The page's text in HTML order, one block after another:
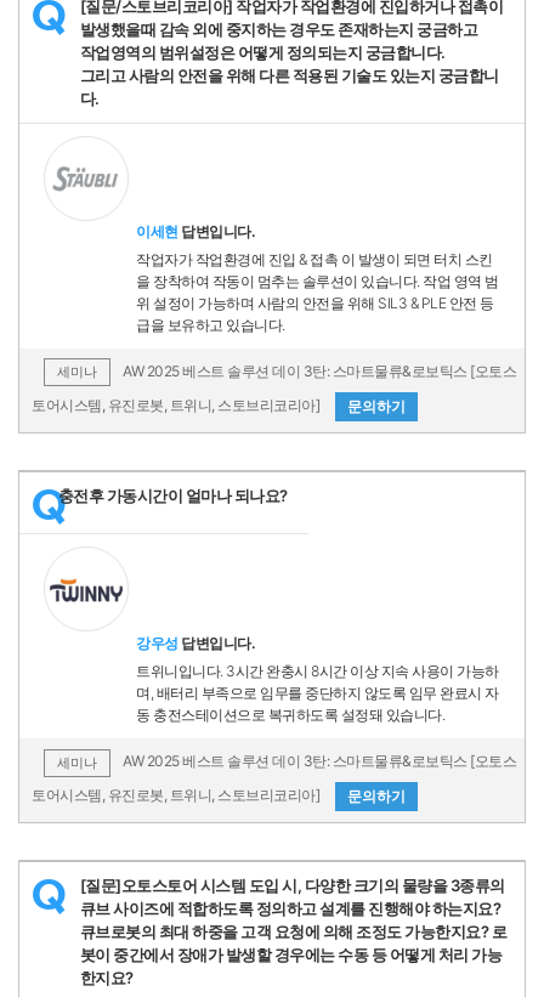
Q
[질문/스토브리코리아] 작업자가 작업환경에 진입하거나 접촉이
발생했을때 감속 외에 중지하는 경우도 존재하는지 궁금하고
작업영역의 범위설정은 어떻게 정의되는지 궁금합니다.
그리고 사람의 안전을 위해 다른 적용된 기술도 있는지 궁금합니
다.
이세현 답변입니다.
작업자가 작업환경에 진입 & 접촉 이 발생이 되면 터치 스킨
을 장착하여 작동이 멈추는 솔루션이 있습니다. 작업 영역 범
위 설정이 가능하며 사람의 안전을 위해 SIL3 & PLE 안전 등
급을 보유하고 있습니다.
세미나
AW 2025 베스트 솔루션 데이 3탄: 스마트물류&로보틱스 [오토스
토어시스템, 유진로봇, 트위니, 스토브리코리아]
문의하기
Q충전후 가동시간이 얼마나 되나요?
강우성 답변입니다.
트위니입니다. 3시간 완충시 8시간 이상 지속 사용이 가능하
며, 배터리 부족으로 임무를 중단하지 않도록 임무 완료시 자
동 충전스테이션으로 복귀하도록 설정돼 있습니다.
세미나
AW 2025 베스트 솔루션 데이 3탄: 스마트물류&로보틱스 [오토스
토어시스템, 유진로봇, 트위니, 스토브리코리아]
문의하기
Q
[질문]오토스토어 시스템 도입 시, 다양한 크기의 물량을 3종류의
큐브 사이즈에 적합하도록 정의하고 설계를 진행해야 하는지요?
큐브로봇의 최대 하중을 고객 요청에 의해 조정도 가능한지요? 로
봇이 중간에서 장애가 발생할 경우에는 수동 등 어떻게 처리 가능
한지요?